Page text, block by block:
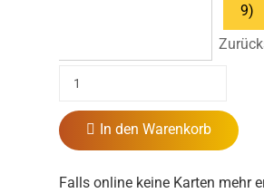
9)
In den Warenkorb
Falls online keine Karten mehr